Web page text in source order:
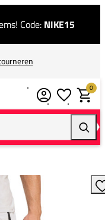
Code: NIKE15
0